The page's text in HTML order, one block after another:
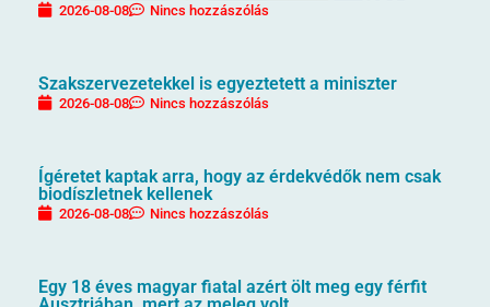
2026-08-08 Nincs hozzászólás
Szakszervezetekkel is egyeztetett a miniszter
2026-08-08 Nincs hozzászólás
Ígéretet kaptak arra, hogy az érdekvédők nem csak
biodíszletnek kellenek
2026-08-08 Nincs hozzászólás
Egy 18 éves magyar fiatal azért ölt meg egy férfit